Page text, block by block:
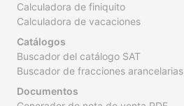
Calculadora de finiquito
Calculadora de vacaciones
Catálogos
Buscador del catálogo SAT
Buscador de fracciones arancelarias
Documentos